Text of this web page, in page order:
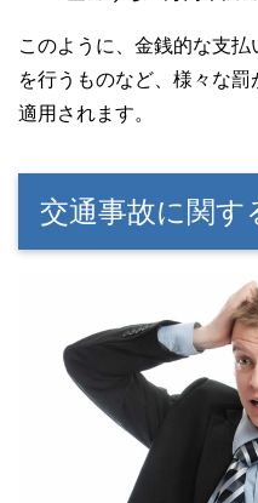
このように、金銭的な支
を行うものなど、様々な
適用されます。
交通事故に関す